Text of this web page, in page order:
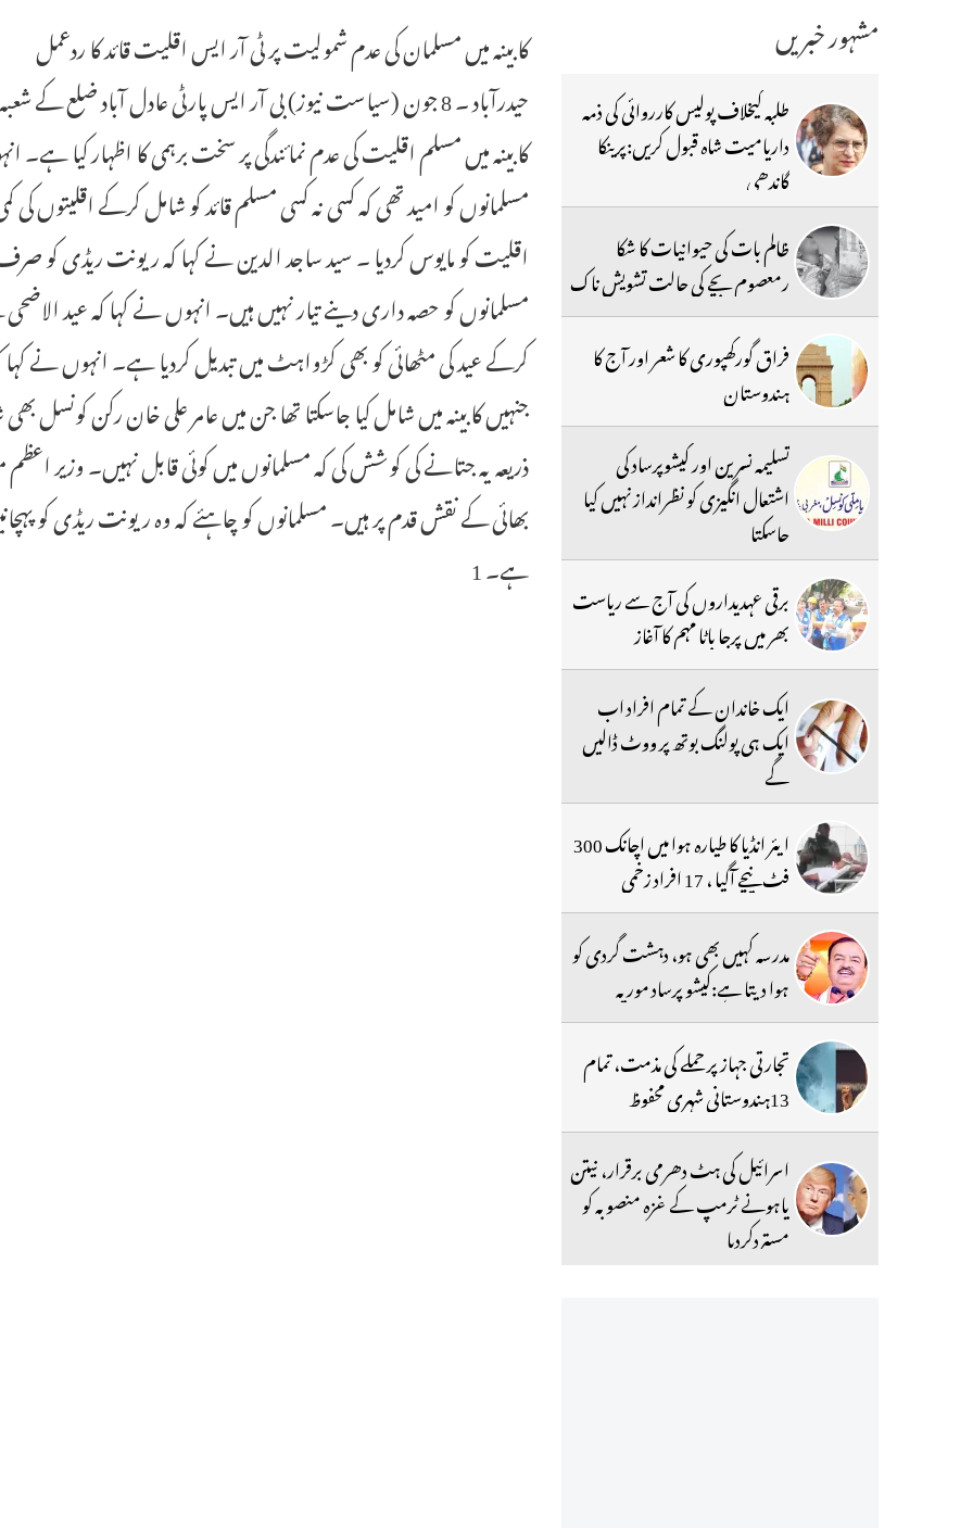
کابینہ میں مسلمان کی عدم شمولیت پر ٹی آر ایس اقلیت قائد کا ردعمل
حیدرآباد ۔ 8 جون (سیاست نیوز) بی آر ایس پارٹی عادل آباد
کابینہ میں مسلم اقلیت کی عدم نمائندگی پر سخت برہمی کا اظہار کیا ہے۔
مسلمانوں کو امید تھی کہ کسی نہ کسی مسلم قائد کو شامل کرکے اقلیتوں
اقلیت کو مایوس کردیا ۔ سید ساجد الدین نے کہا کہ ریونت ریڈی
مسلمانوں کو حصہ داری دینے تیار نہیں ہیں۔ انہوں نے کہا کہ عید
کرکے عید کی مٹھائی کو بھی کڑواہٹ میں تبدیل کردیا ہے۔ انہوں نے
جنہیں کابینہ میں شامل کیا جاسکتا تھا جن میں عامر علی خان رکن
ذریعہ یہ جتانے کی کوشش کی کہ مسلمانوں میں کوئی قابل نہیں۔ وزیر
بھائی کے نقش قدم پر ہیں۔ مسلمانوں کو چاہئے کہ وہ ریونت ریڈی کو
ہے۔ 1
مشہور خبریں
طلبہ کیخلاف پولیس کارروائی کی ذمہ
داریامیت شاہ قبول کریں:پرینکا
گاندھی
ظالم بات کی حیوانیات کا شکا
رمعصوم بچے کی حالت تشویش ناک
فراق گورکھپوری کا شعر اور آج کا
ہندوستان
تسلیمہ نسرین اور کیشوپرساد کی
اشتعال انگیزی کو نظرانداز نہیں کیا
جاسکتا
برقی عہدیداروں کی آج سے ریاست
بھر میں پرجا باٹا مہم کا آغاز
ایک خاندان کے تمام افراد اب
ایک ہی پولنگ بوتھ پر ووٹ ڈالیں
گے
ایئر انڈیا کا طیارہ ہوا میں اچانک 300
فٹ نیچے آگیا ، 17 افراد زخمی
مدرسہ کہیں بھی ہو، دہشت گردی کو
ہوا دیتا ہے:کیشو پرساد موریہ
تجارتی جہاز پر حملے کی مذمت، تمام
13ہندوستانی شہری محفوظ
اسرائیل کی ہٹ دھرمی برقرار، نیتن
یاہونے ٹرمپ کے غزہ منصوبہ کو
مستردکردیا